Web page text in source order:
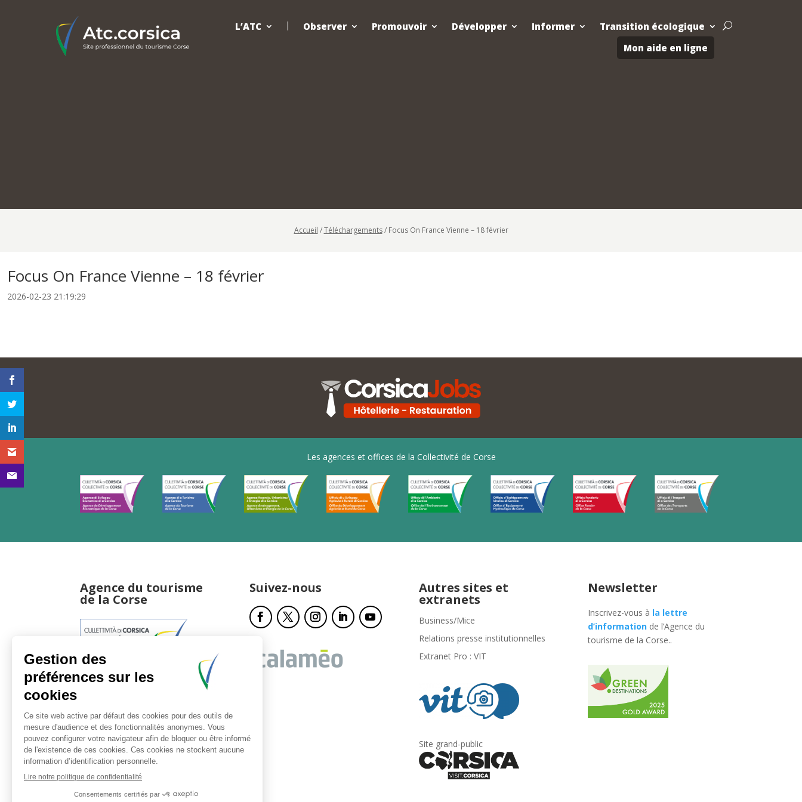
L’ATC Observer Promouvoir Développer Informer
Transition écologique
Mon aide en ligne
U
Accueil /Téléchargements/ Focus On France Vienne – 18 février
Focus On France Vienne – 18 février
2026-02-23 21:19:29
Les agences et offices de la Collectivité de Corse
Agence du tourisme
de la Corse
20181 Ajaccio Cedex 01
T : 04 95 51 77 77
Accueil et horaires
Nous contacter
Politique de confidentialité
Suivez-nous Autres sites et
extranets
Business/Mice
Relations presse institutionnelles
Extranet Pro : VIT
Site grand-public
Newsletter
Inscrivez-vous à la lettre
d’information de l’Agence du
tourisme de la Corse..